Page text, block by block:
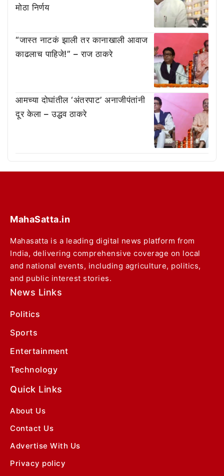
मोठा निर्णय
“जास्त नाटकं झाली तर कानाखाली आवाज
काढलाच पाहिजे!” – राज ठाकरे
आमच्या दोघांतील ‘अंतरपाट’ अनाजीपंतांनी
दूर केला – उद्धव ठाकरे
MahaSatta.in
Mahasatta is a leading digital news platform from
India, delivering comprehensive coverage on local
and national events, including agriculture, politics,
and public interest stories.
News Links
Politics
Sports
Entertainment
Technology
Quick Links
About Us
Contact Us
Advertise With Us
Privacy policy